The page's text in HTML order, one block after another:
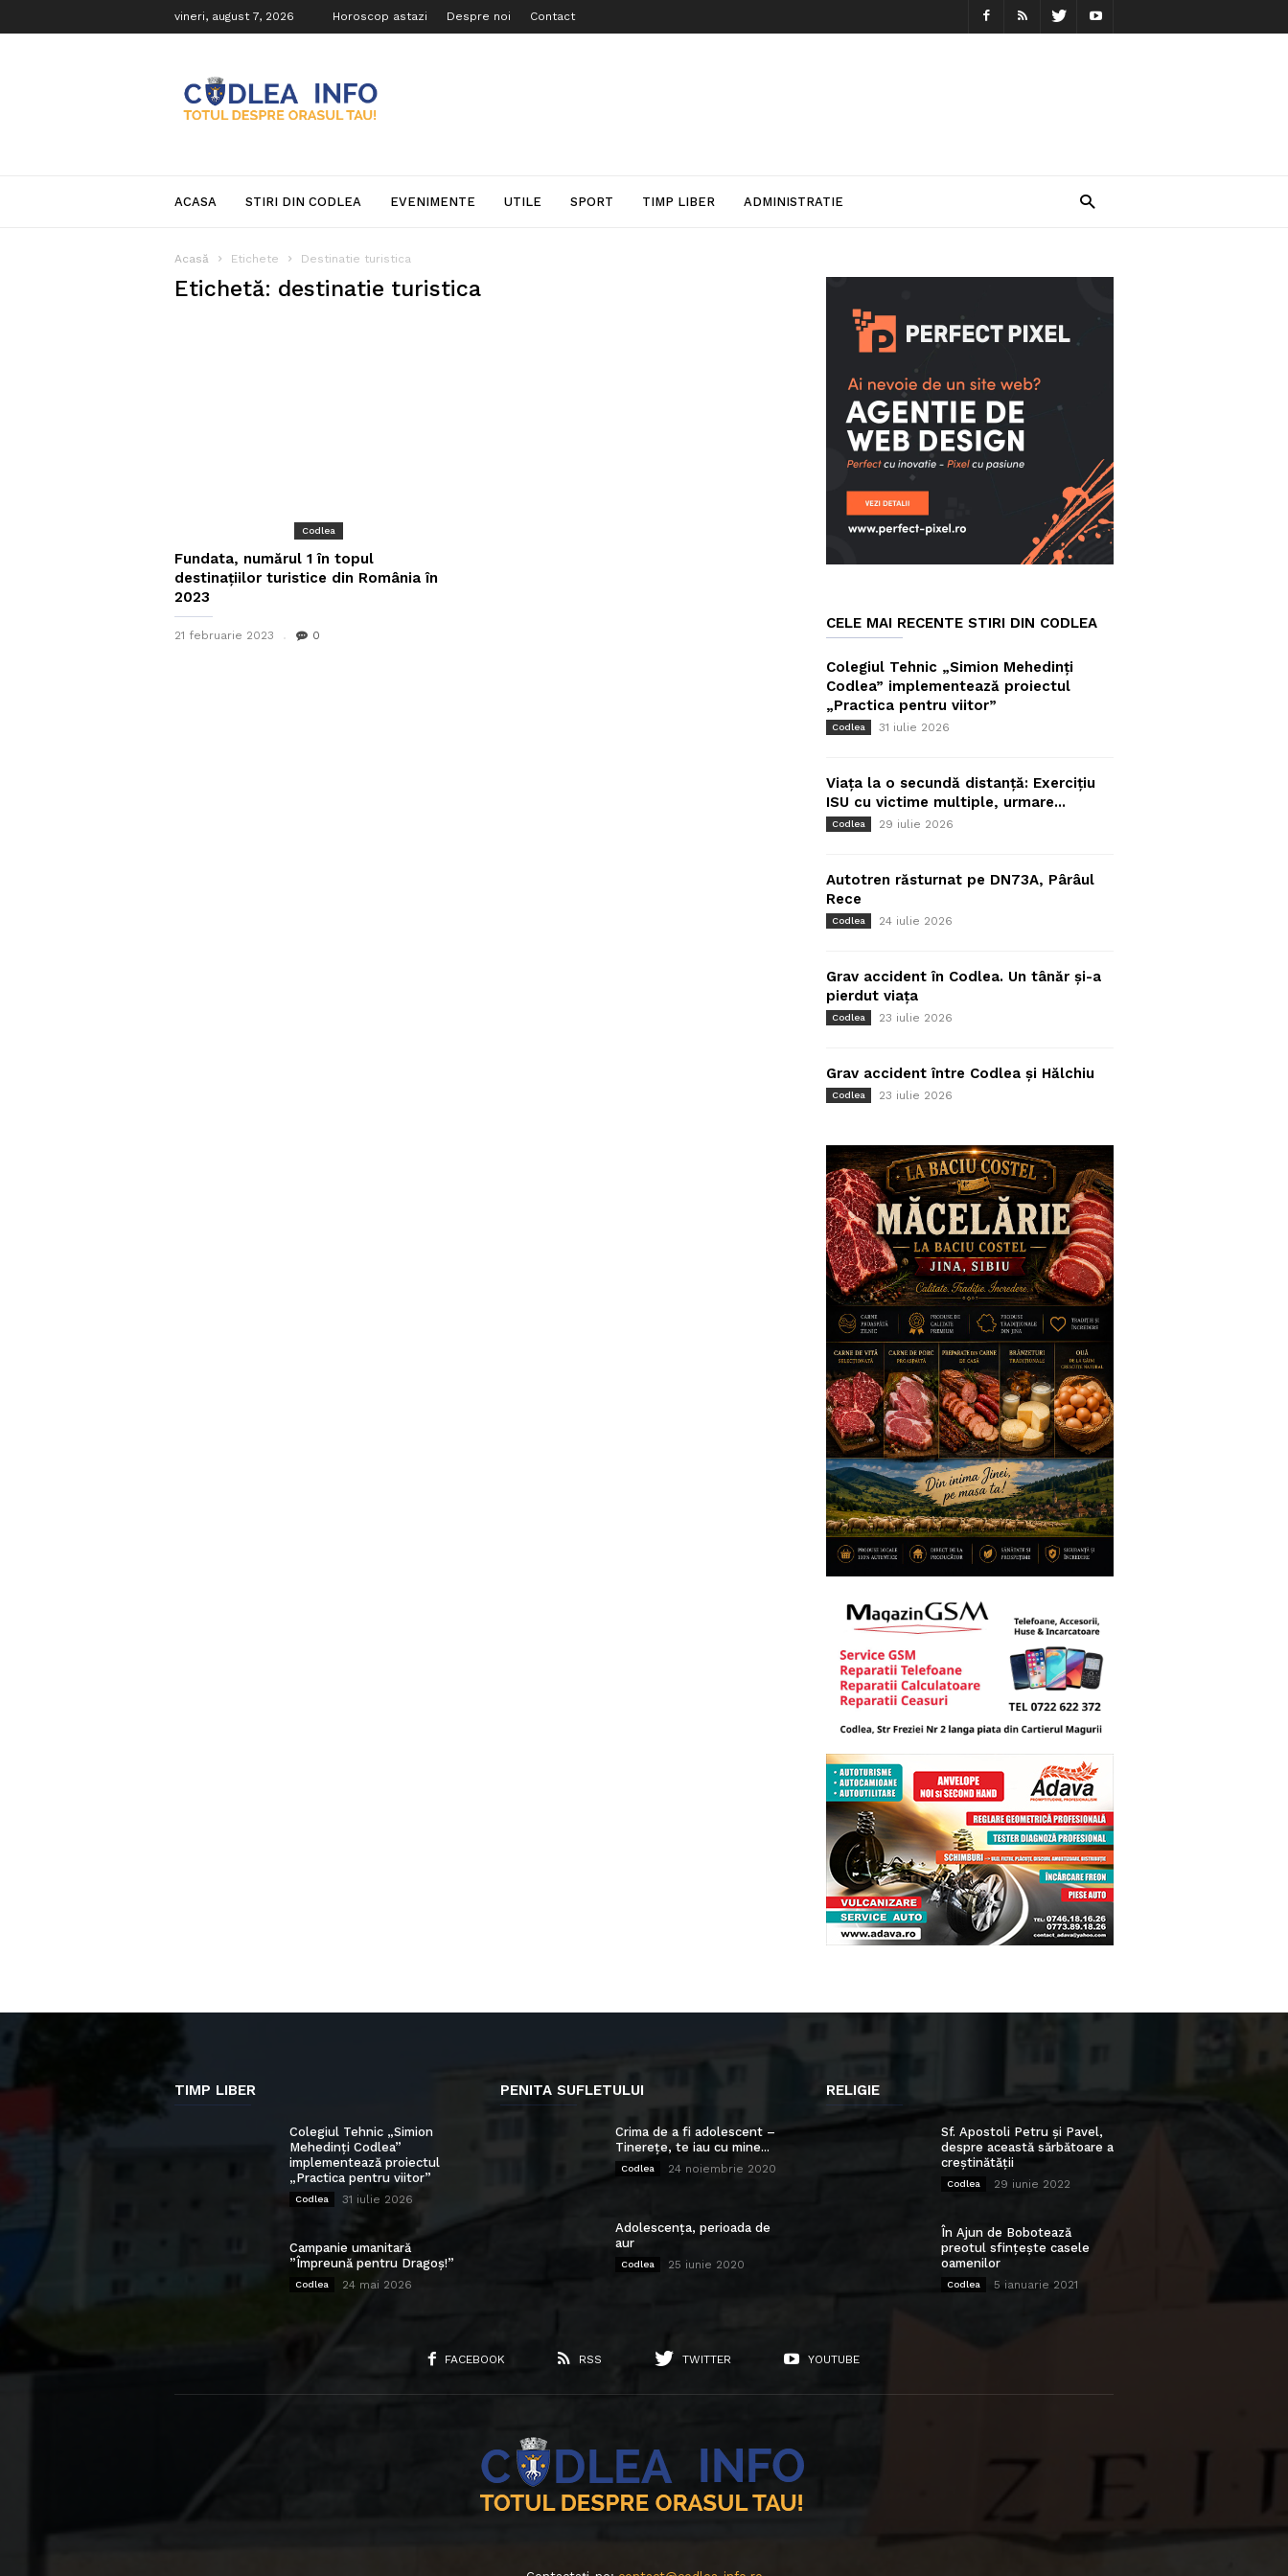
vineri, august 7, 2026 Horoscop astazi Despre noi Contact
Info
ACASA STIRI DIN CODLEA EVENIMENTE UTILE SPORT TIMP LIBER ADMINISTRATIE
Acasă Etichete Destinatie turistica
Etichetă: destinatie turistica
Codlea
Fundata, numărul 1 în topul
destinațiilor turistice din România în
2023
21 februarie 2023 0
CELE MAI RECENTE STIRI DIN CODLEA
Colegiul Tehnic „Simion Mehedinți
Codlea” implementează proiectul
„Practica pentru viitor”
Codlea 31 iulie 2026
Viața la o secundă distanță: Exercițiu
ISU cu victime multiple, urmare...
Codlea 29 iulie 2026
Autotren răsturnat pe DN73A, Pârâul
Rece
Codlea 24 iulie 2026
Grav accident în Codlea. Un tânăr și-a
pierdut viața
Codlea 23 iulie 2026
Grav accident între Codlea și Hălchiu
Codlea 23 iulie 2026
TIMP LIBER
Colegiul Tehnic „Simion
Mehedinți Codlea”
implementează proiectul
„Practica pentru viitor”
Codlea 31 iulie 2026
Campanie umanitară
”Împreună pentru Dragoș!”
Codlea 24 mai 2026
PENITA SUFLETULUI
Crima de a fi adolescent –
Tinerețe, te iau cu mine...
Codlea 24 noiembrie 2020
Adolescența, perioada de
aur
Codlea 25 iunie 2020
RELIGIE
Sf. Apostoli Petru și Pavel,
despre această sărbătoare a
creștinătății
Codlea 29 iunie 2022
În Ajun de Bobotează
preotul sfințește casele
oamenilor
Codlea 5 ianuarie 2021
FACEBOOK RSS TWITTER YOUTUBE